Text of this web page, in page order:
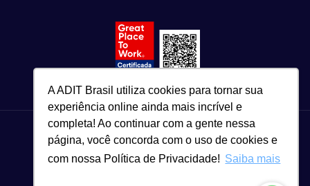
A ADIT Brasil utiliza cookies para tornar sua
experiência online ainda mais incrível e
completa! Ao continuar com a gente nessa
página, você concorda com o uso de cookies e
com nossa Política de Privacidade! Saiba mais